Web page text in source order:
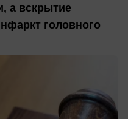
а вскрытие
головного